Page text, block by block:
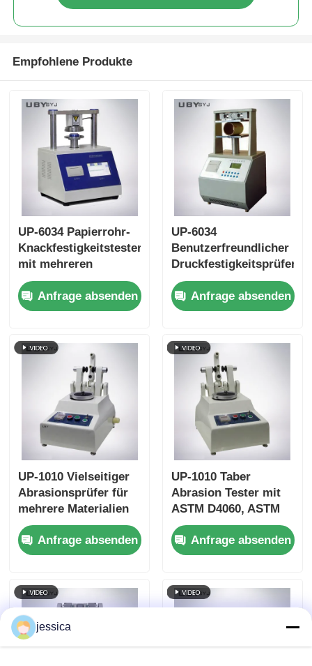
Empfohlene Produkte
UP-6034 Papierrohr-
Knackfestigkeitstester
mit mehreren
Testgeschwindigkeits-
Einstellungen
Überlastschutz und
Konformität
Anfrage absenden
UP-6034
Benutzerfreundlicher
Druckfestigkeitsprüfer
für Papierrohre mit
Touchscreen-
Schnittstelle und
Rücklauffunktion
Anfrage absenden
UP-1010 Vielseitiger
Abrasionsprüfer für
mehrere Materialien
Anfrage absenden
UP-1010 Taber
Abrasion Tester mit
ASTM D4060, ASTM
D1044, ISO 5470 und
JIS K7204 kompatibel
mit einer
von 250 g, 500 g, 1000
g und einer
Anfrage absenden
jessica